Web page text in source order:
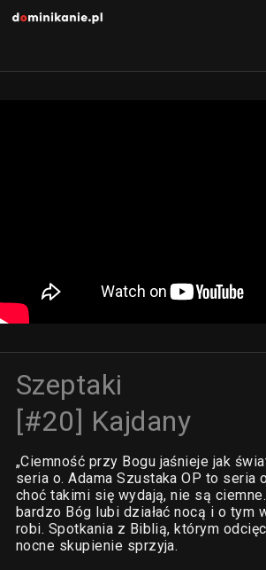
Szeptaki
[#20] Kajdany
„Ciemność przy Bogu jaśnieje jak
seria o. Adama Szustaka OP to seria
choć takimi się wydają, nie są
bardzo Bóg lubi działać nocą i o tym
robi. Spotkania z Biblią, którym
nocne skupienie sprzyja.